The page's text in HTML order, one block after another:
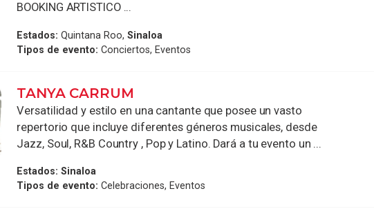
BOOKING ARTISTICO ...
Estados: Quintana Roo,Sinaloa
Tipos de evento: Conciertos, Eventos
TANYA CARRUM
Versatilidad y estilo en una cantante que posee un vasto
repertorio que incluye diferentes géneros musicales, desde
Jazz, Soul, R&B Country , Pop y Latino. Dará a tu evento un ...
Estados: Sinaloa
Tipos de evento: Celebraciones, Eventos